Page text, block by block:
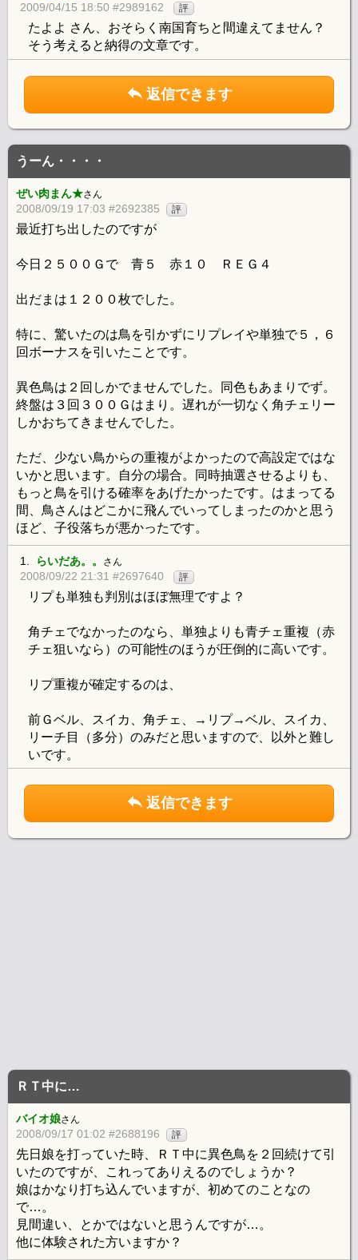
2009/04/15 18:50 #2989162 評
たよよ さん、おそらく南国育ちと間違えてません？
そう考えると納得の文章です。
返信できます
うーん・・・・
ぜい肉まん★さん
2008/09/19 17:03 #2692385 評
最近打ち出したのですが
今日２５００Ｇで 青５ 赤１０ ＲＥＧ４
出だまは１２００枚でした。
特に、驚いたのは鳥を引かずにリプレイや単独で５，６
回ボーナスを引いたことです。
異色鳥は２回しかでませんでした。同色もあまりでず。
終盤は３回３００Ｇはまり。遅れが一切なく角チェリー
しかおちてきませんでした。
ただ、少ない鳥からの重複がよかったので高設定ではな
いかと思います。自分の場合。同時抽選させるよりも、
もっと鳥を引ける確率をあげたかったです。はまってる
間、鳥さんはどこかに飛んでいってしまったのかと思う
ほど、子役落ちが悪かったです。
1. らいだあ。。 さん
2008/09/22 21:31 #2697640 評
リプも単独も判別はほぼ無理ですよ？
角チェでなかったのなら、単独よりも青チェ重複（赤
チェ狙いなら）の可能性のほうが圧倒的に高いです。
リプ重複が確定するのは、
前Ｇベル、スイカ、角チェ、→リプ→ベル、スイカ、
リーチ目（多分）のみだと思いますので、以外と難し
いです。
返信できます
ＲＴ中に…
バイオ娘さん
2008/09/17 01:02 #2688196 評
先日娘を打っていた時、ＲＴ中に異色鳥を２回続けて引
いたのですが、これってありえるのでしょうか？
娘はかなり打ち込んでいますが、初めてのことなの
で…。
見間違い、とかではないと思うんですが…。
他に体験された方いますか？